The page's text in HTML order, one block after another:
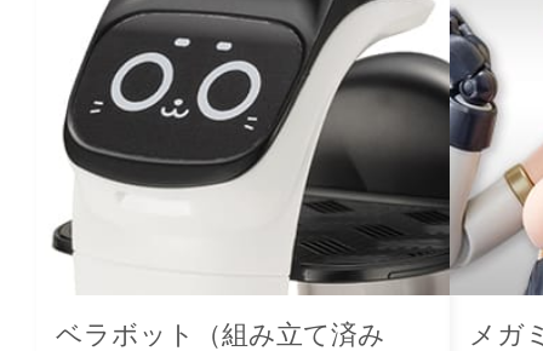
ベラボット（組み立て済み
メガ